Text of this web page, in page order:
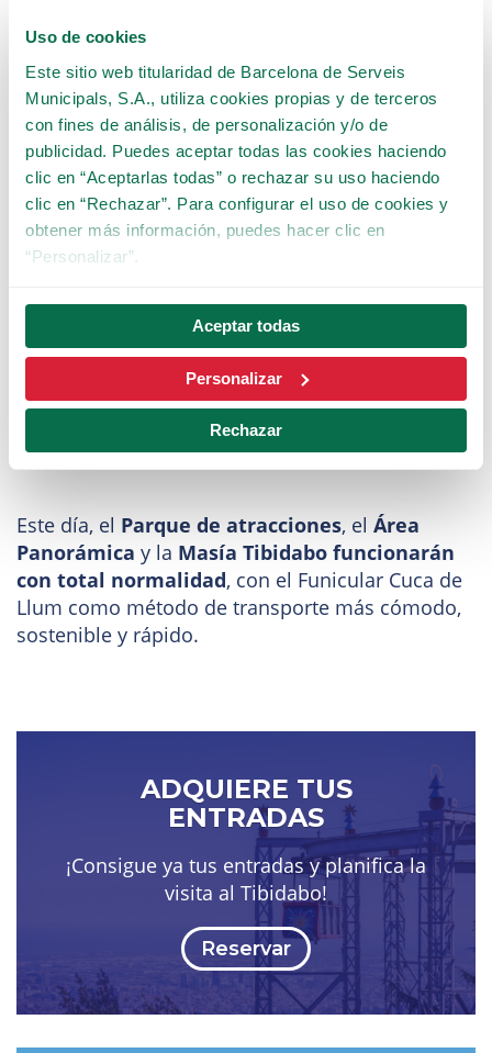
Uso de cookies
Este sitio web titularidad de Barcelona de Serveis
Municipals, S.A., utiliza cookies propias y de terceros
con fines de análisis, de personalización y/o de
publicidad. Puedes aceptar todas las cookies haciendo
clic en “Aceptarlas todas” o rechazar su uso haciendo
clic en “Rechazar”. Para configurar el uso de cookies y
obtener más información, puedes hacer clic en
“Personalizar”.
Aceptar todas
Personalizar
Rechazar
requiere.
Eclipse solar 12 de
agosto
Con motivo de las diversas peticiones que
hemos recibido, os informamos que
recinto del Parque de atracciones Tibidabo no
se podrá ver el eclipse solar del 12 de agosto
debido a la posición en la que se encuentra el
recinto.
Este día, el Parque de atracciones, el Área
Panorámica y la Masía Tibidabo funcionarán
con total normalidad, con el Funicular Cuca de
Llum como método de transporte más cómodo,
sostenible y rápido.
ADQUIERE TUS
ENTRADAS
¡Consigue ya tus entradas y planifica la
visita al Tibidabo!
Reservar